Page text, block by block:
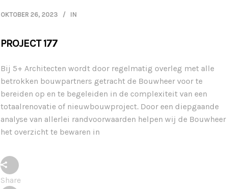
OKTOBER 26, 2023 IN
PROJECT 177
Bij 5+ Architecten wordt door regelmatig overleg met alle
betrokken bouwpartners getracht de Bouwheer voor te
bereiden op en te begeleiden in de complexiteit van een
totaalrenovatie of nieuwbouwproject. Door een diepgaande
analyse van allerlei randvoorwaarden helpen wij de Bouwheer
het overzicht te bewaren in
Share